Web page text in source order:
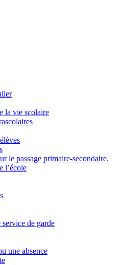
la vie scolaire
le passage primaire-secondaire.
l’école
de garde
une absence